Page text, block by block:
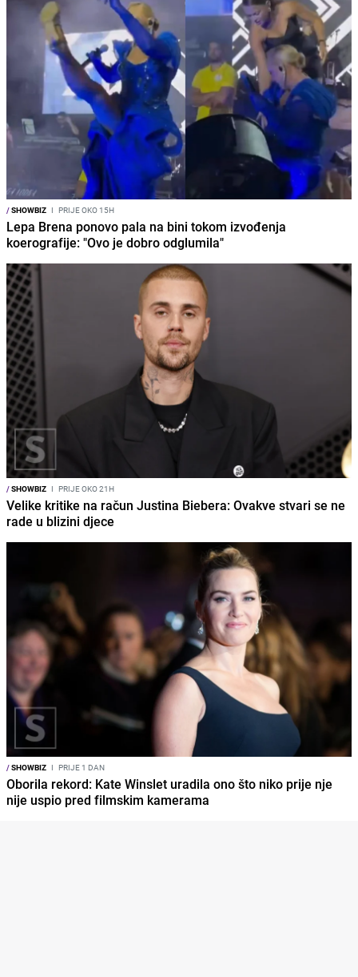
/SHOWBIZ I PRIJE OKO 15H
Lepa Brena ponovo pala na bini tokom izvođenja
koerografije: "Ovo je dobro odglumila"
/SHOWBIZ I PRIJE OKO 21H
Velike kritike na račun Justina Biebera: Ovakve stvari se ne
rade u blizini djece
/SHOWBIZ I PRIJE 1 DAN
Oborila rekord: Kate Winslet uradila ono što niko prije nje
nije uspio pred filmskim kamerama